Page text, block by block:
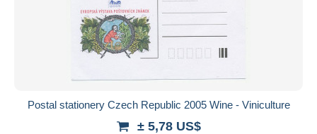
Postal stationery Czech Republic 2005 Wine - Viniculture
± 5,78 US$